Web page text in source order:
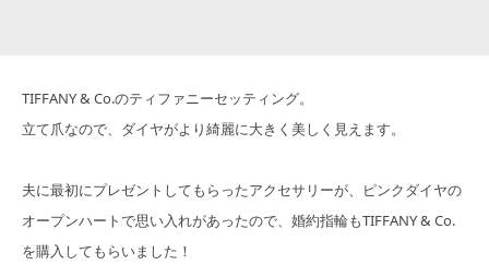
TIFFANY & Co.のティファニーセッティング。
立て爪なので、ダイヤがより綺麗に大きく美しく見えます。
夫に最初にプレゼントしてもらったアクセサリーが、ピンクダイヤの
オープンハートで思い入れがあったので、婚約指輪もTIFFANY & Co.
を購入してもらいました！